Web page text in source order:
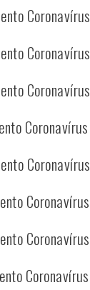
Coronavírus
Coronavírus
Coronavírus
Coronavírus
Coronavírus
Coronavírus
Coronavírus
Coronavírus